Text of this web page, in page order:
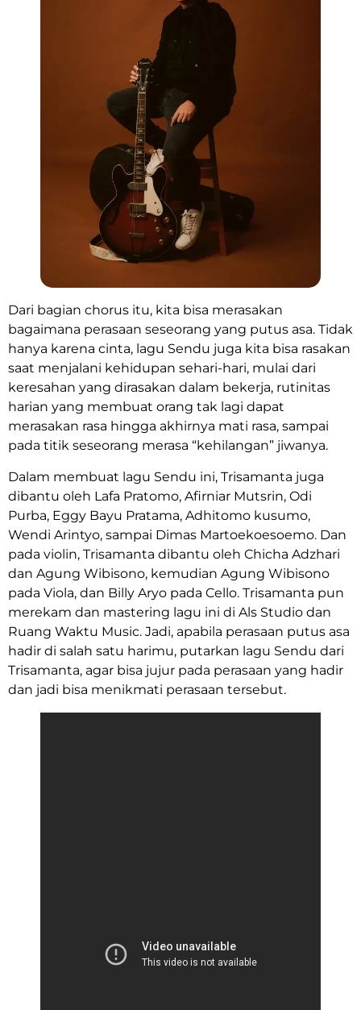
Dari bagian chorus itu, kita bisa merasakan
bagaimana perasaan seseorang yang putus asa. Tidak
hanya karena cinta, lagu Sendu juga kita bisa rasakan
saat menjalani kehidupan sehari-hari, mulai dari
keresahan yang dirasakan dalam bekerja, rutinitas
harian yang membuat orang tak lagi dapat
merasakan rasa hingga akhirnya mati rasa, sampai
pada titik seseorang merasa “kehilangan” jiwanya.
Dalam membuat lagu Sendu ini, Trisamanta juga
dibantu oleh Lafa Pratomo, Afirniar Mutsrin, Odi
Purba, Eggy Bayu Pratama, Adhitomo kusumo,
Wendi Arintyo, sampai Dimas Martoekoesoemo. Dan
pada violin, Trisamanta dibantu oleh Chicha Adzhari
dan Agung Wibisono, kemudian Agung Wibisono
pada Viola, dan Billy Aryo pada Cello. Trisamanta pun
merekam dan mastering lagu ini di Als Studio dan
Ruang Waktu Music. Jadi, apabila perasaan putus asa
hadir di salah satu harimu, putarkan lagu Sendu dari
Trisamanta, agar bisa jujur pada perasaan yang hadir
dan jadi bisa menikmati perasaan tersebut.